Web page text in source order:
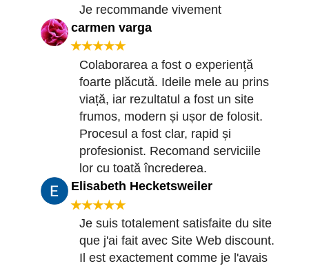
Je recommande vivement
carmen varga
★★★★★
Colaborarea a fost o experiență
foarte plăcută. Ideile mele au prins
viață, iar rezultatul a fost un site
frumos, modern și ușor de folosit.
Procesul a fost clar, rapid și
profesionist. Recomand serviciile
lor cu toată încrederea.
Elisabeth Hecketsweiler
★★★★★
Je suis totalement satisfaite du site
que j'ai fait avec Site Web discount.
Il est exactement comme je l'avais